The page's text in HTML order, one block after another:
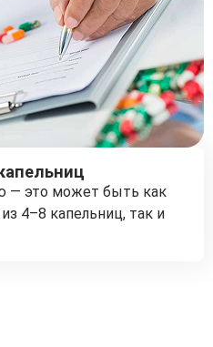
— это может быть как
4–8 капельниц, так и